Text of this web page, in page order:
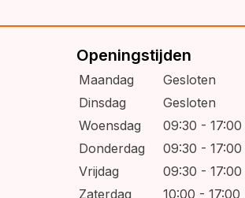
Openingstijden
Maandag
Gesloten
Dinsdag
Gesloten
Woensdag
09:30 - 17:00
Donderdag
09:30 - 17:00
Vrijdag
09:30 - 17:00
Zaterdag
10:00 - 17:00